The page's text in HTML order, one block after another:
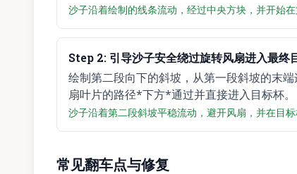
沙子沿着绘制的线条流动，经过中央方块，并开始在
Step 2: 引导沙子安全绕过旋转风扇进入最终
绘制第二段向下的斜坡，从第一段斜坡的末
扇叶片的路径*下方*通过并直接进入目标杯。
沙子沿着第二段斜坡平稳流动，避开风扇，并在目
常见翻车点与修复